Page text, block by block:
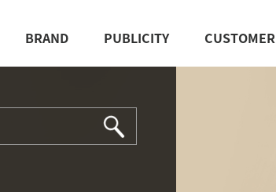
BRAND PUBLICITY CUSTOMER